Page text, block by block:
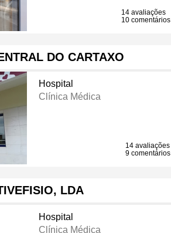
14 avaliações
10 comentários
DO CARTAXO
Hospital
Clínica Médica
14 avaliações
9 comentários
LDA
Hospital
Clínica Médica